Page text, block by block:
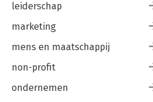
leiderschap
marketing
mens en maatschappij
non-profit
ondernemen